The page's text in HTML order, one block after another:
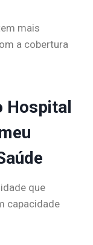
mais
a cobertura
Hospital
que
capacidade